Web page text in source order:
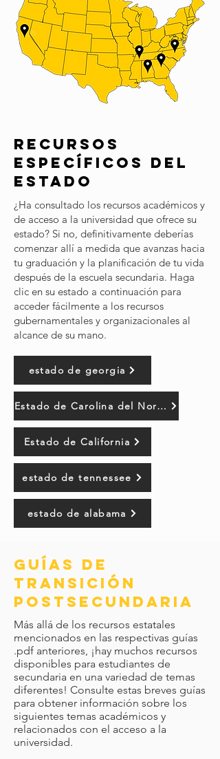
RECURSOS
ESPECÍFICOS DEL
ESTADO
¿Ha consultado los recursos académicos y
de acceso a la universidad que ofrece su
estado? Si no, definitivamente deberías
comenzar allí a medida que avanzas hacia
tu graduación y la planificación de tu vida
después de la escuela secundaria. Haga
clic en su estado a continuación para
acceder fácilmente a los recursos
gubernamentales y organizacionales al
alcance de su mano.
estado de georgia
Estado de Carolina del Norte
Estado de California
estado de tennessee
estado de alabama
guías de
transición
postsecundaria
Más allá de los recursos estatales
mencionados en las respectivas guías
.pdf anteriores, ¡hay muchos recursos
disponibles para estudiantes de
secundaria en una variedad de temas
diferentes! Consulte estas breves guías
para obtener información sobre los
siguientes temas académicos y
relacionados con el acceso a la
universidad.